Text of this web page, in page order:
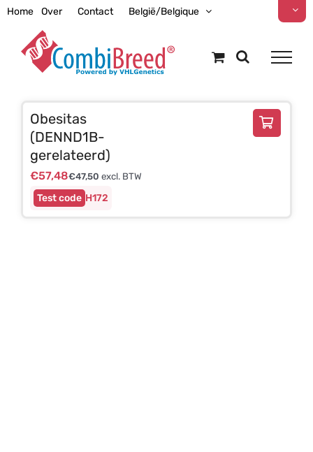
Ga
inhoud
Home Over Contact België/Belgique
H172
Obesitas
(DENND1B-
gerelateerd)
€57,48€47,50 excl. BTW